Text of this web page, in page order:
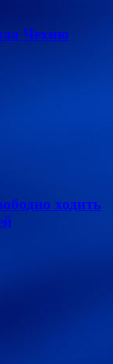
Чехию
ходить